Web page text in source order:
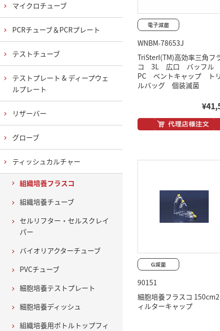
WNBM-78653J
TriSterI(TM)高効率三角フ
コ 3L 広口 バッフ
PC ベントキャップ ト
ルバッグ 個装滅菌
90151
細胞培養フラスコ
ィルターキャップ
マイクロチューブ
PCRチューブ＆PCRプレート
テストチューブ
テストプレート & ディープウェ
ルプレート
リザーバー
グローブ
ティッシュカルチャー
組織培養フラスコ
組織培養チューブ
セルリフター・セルスクレイ
パー
バイオリアクターチューブ
PVCチューブ
細胞培養テストプレート
細胞培養ディッシュ
組織培養用ボトルトップフィ